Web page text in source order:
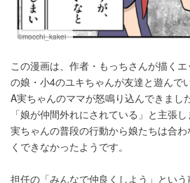
©mocchi_kakei
この漫画は、作者・もっちさんが描く
の娘・小4のユキちゃんが友達と遊んで
A実ちゃんのママが怒鳴り込んできまし
「娘が仲間外れにされている」と主張
実ちゃんの普段の行動から娘たちは合
くできなかったようです。
担任の「みんなで仲良くしよう」とい